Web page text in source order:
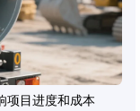
项目进度和成本